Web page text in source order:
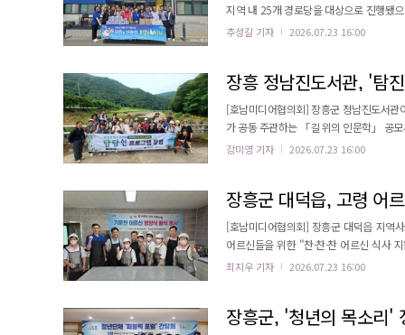
지역 내 25개 경로당을 대상으로 진행됐으며,
무더운 여름철 어르신들의 건강 유지와
추성길 기자 2026.07.23 16:00
장흥 정남진도서관, '탐
[호남미디어협의회] 장흥군 정남진도서
가 공동 주관하는 「길 위의 인문학」 공
밝혔다. 총 4회 과정으로 진행된 전반기 프로그램은 단순한 조류 관찰을 넘어 자연과 인간, 지역의 역사와 문화를 함께
강미영 기자 2026.07.23 16:00
장흥군 대덕읍, 고령 어
[호남미디어협의회] 장흥군 대덕읍 지역
어르신들을 위한 "찬·찬·찬 어르신 식사 지원사업"
체 기탁금으로 운영되는 이번 사업은 더
최지우 기자 2026.07.23 16:00
장흥군, '청년의 목소리'